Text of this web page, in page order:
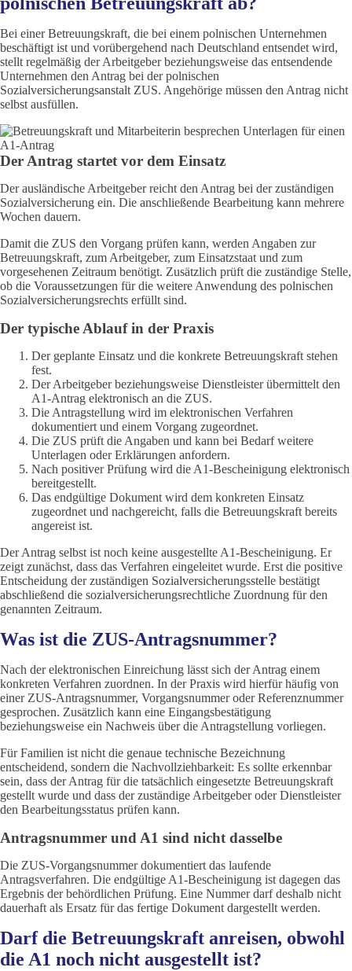
Bei einer Betreuungskraft, die bei einem polnischen Unternehmen
beschäftigt ist und vorübergehend nach Deutschland entsendet wird,
stellt regelmäßig der Arbeitgeber beziehungsweise das entsendende
Unternehmen den Antrag bei der polnischen
Sozialversicherungsanstalt ZUS. Angehörige müssen den Antrag nicht
selbst ausfüllen.
Der Antrag startet vor dem Einsatz
Der ausländische Arbeitgeber reicht den Antrag bei der zuständigen
Sozialversicherung ein. Die anschließende Bearbeitung kann mehrere
Wochen dauern.
Damit die ZUS den Vorgang prüfen kann, werden Angaben zur
Betreuungskraft, zum Arbeitgeber, zum Einsatzstaat und zum
vorgesehenen Zeitraum benötigt. Zusätzlich prüft die zuständige Stelle,
ob die Voraussetzungen für die weitere Anwendung des polnischen
Sozialversicherungsrechts erfüllt sind.
Der typische Ablauf in der Praxis
Der geplante Einsatz und die konkrete Betreuungskraft stehen
fest.
Der Arbeitgeber beziehungsweise Dienstleister übermittelt den
A1-Antrag elektronisch an die ZUS.
Die Antragstellung wird im elektronischen Verfahren
dokumentiert und einem Vorgang zugeordnet.
Die ZUS prüft die Angaben und kann bei Bedarf weitere
Unterlagen oder Erklärungen anfordern.
Nach positiver Prüfung wird die A1-Bescheinigung elektronisch
bereitgestellt.
Das endgültige Dokument wird dem konkreten Einsatz
zugeordnet und nachgereicht, falls die Betreuungskraft bereits
angereist ist.
Der Antrag selbst ist noch keine ausgestellte A1-Bescheinigung. Er
zeigt zunächst, dass das Verfahren eingeleitet wurde. Erst die positive
Entscheidung der zuständigen Sozialversicherungsstelle bestätigt
abschließend die sozialversicherungsrechtliche Zuordnung für den
genannten Zeitraum.
Was ist die ZUS-Antragsnummer?
Nach der elektronischen Einreichung lässt sich der Antrag einem
konkreten Verfahren zuordnen. In der Praxis wird hierfür häufig von
einer ZUS-Antragsnummer, Vorgangsnummer oder Referenznummer
gesprochen. Zusätzlich kann eine Eingangsbestätigung
beziehungsweise ein Nachweis über die Antragstellung vorliegen.
Für Familien ist nicht die genaue technische Bezeichnung
entscheidend, sondern die Nachvollziehbarkeit: Es sollte erkennbar
sein, dass der Antrag für die tatsächlich eingesetzte Betreuungskraft
gestellt wurde und dass der zuständige Arbeitgeber oder Dienstleister
den Bearbeitungsstatus prüfen kann.
Antragsnummer und A1 sind nicht dasselbe
Die ZUS-Vorgangsnummer dokumentiert das laufende
Antragsverfahren. Die endgültige A1-Bescheinigung ist dagegen das
Ergebnis der behördlichen Prüfung. Eine Nummer darf deshalb nicht
dauerhaft als Ersatz für das fertige Dokument dargestellt werden.
Darf die Betreuungskraft anreisen, obwohl
die A1 noch nicht ausgestellt ist?